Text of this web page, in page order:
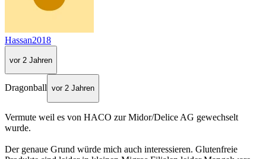
Hassan2018
vor 2 Jahren
Dragonball vor 2 Jahren
Vermute weil es von HACO zur Midor/Delice AG gewechselt
wurde.
Der genaue Grund würde mich auch interessieren. Glutenfreie